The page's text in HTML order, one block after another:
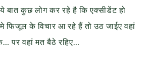
बात कुछ लोग कर रहे है कि एक्सीडेंट हो
के विचार आ रहे हैं तो उठ जाईए वहां
पर वहां मत बैठे रहिए…